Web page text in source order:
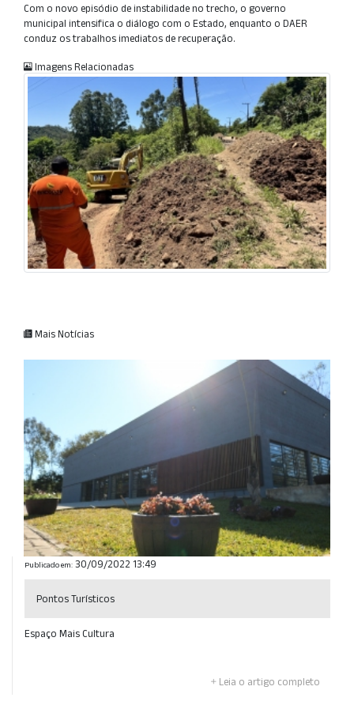
Com o novo episódio de instabilidade no trecho, o governo
municipal intensifica o diálogo com o Estado, enquanto o DAER
conduz os trabalhos imediatos de recuperação.
Imagens Relacionadas
Mais Notícias
Publicado em: 30/09/2022 13:49
Pontos Turísticos
Espaço Mais Cultura
Leia o artigo completo